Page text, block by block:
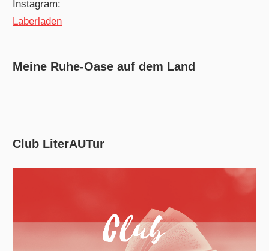
Instagram:
Laberladen
Meine Ruhe-Oase auf dem Land
Club LiterAUTur